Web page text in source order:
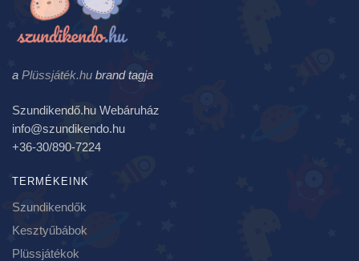
a Plüssjáték.hu brand tagja
Szundikendő.hu Webáruház
info@szundikendo.hu
+36-30/890-7224
TERMÉKEINK
Szundikendők
Kesztyűbábok
Plüssjátékok